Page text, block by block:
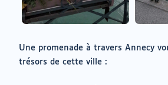
Une promenade à travers Annecy
trésors de cette ville :